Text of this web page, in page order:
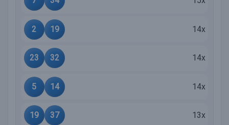
2 19 14x
23 32 14x
5 14 14x
19 37 13x